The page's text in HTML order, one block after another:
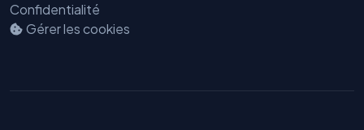
Confidentialité
Gérer les cookies